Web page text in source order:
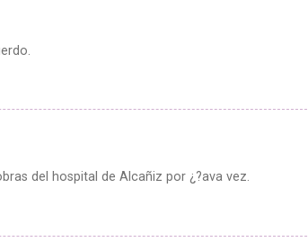
del hospital de Alcañiz por ¿?ava vez.